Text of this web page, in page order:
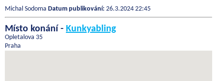
Michal Sodoma Datum publikování: 26.3.2024 22:45
Místo konání - Kunkyabling
Opletalova 35
Praha